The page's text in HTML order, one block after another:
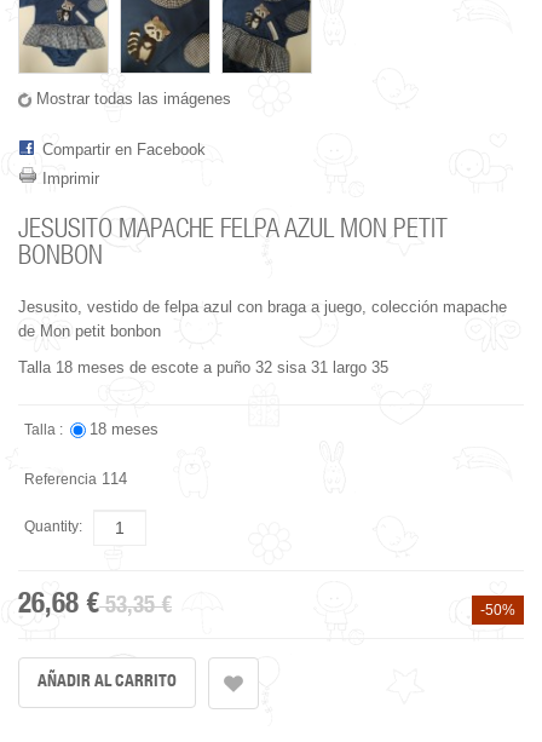
Mostrar todas las imágenes
Compartir en Facebook
Imprimir
JESUSITO MAPACHE FELPA AZUL MON PETIT
BONBON
Jesusito, vestido de felpa azul con braga a juego, colección mapache
de Mon petit bonbon
Talla 18 meses de escote a puño 32 sisa 31 largo 35
Talla : 18 meses
Referencia 114
Quantity:
26,68 € 53,35 € -50%